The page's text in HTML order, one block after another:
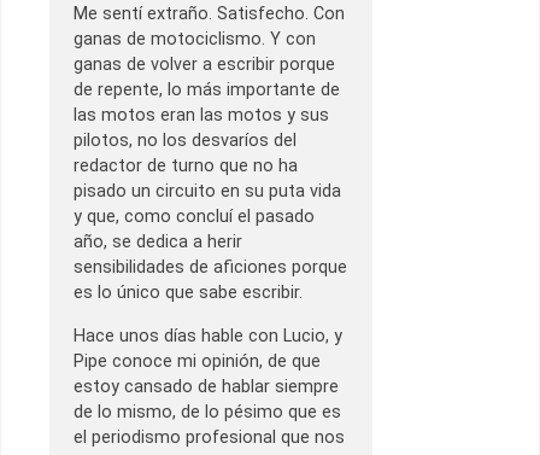
Me sentí extraño. Satisfecho. Con
ganas de motociclismo. Y con
ganas de volver a escribir porque
de repente, lo más importante de
las motos eran las motos y sus
pilotos, no los desvaríos del
redactor de turno que no ha
pisado un circuito en su puta vida
y que, como concluí el pasado
año, se dedica a herir
sensibilidades de aficiones porque
es lo único que sabe escribir.
Hace unos días hable con Lucio, y
Pipe conoce mi opinión, de que
estoy cansado de hablar siempre
de lo mismo, de lo pésimo que es
el periodismo profesional que nos